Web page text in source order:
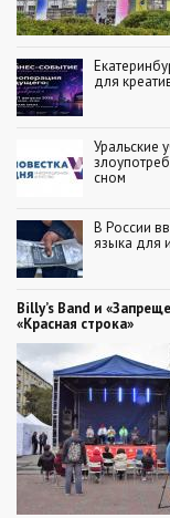
для
Уральские
сном
В России
языка для
Billy’s Band и
«Красная строка»